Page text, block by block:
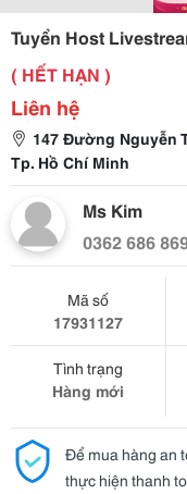
Tuyển Host
( HẾT HẠN )
Liên hệ
147 Đường Nguyễn
Tp. Hồ Chí Minh
Ms Kim
0362 686
Mã số
17931127
Tình trạng
Hàng mới
Để mua hàng an
thực hiện thanh